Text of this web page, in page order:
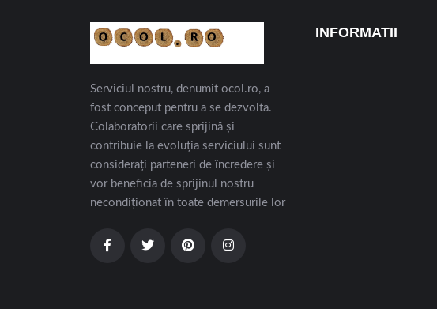
Serviciul nostru, denumit ocol.ro, a
fost conceput pentru a se dezvolta.
Colaboratorii care sprijină și
contribuie la evoluția serviciului sunt
considerați parteneri de încredere și
vor beneficia de sprijinul nostru
necondiționat în toate demersurile lor
INFORMATII